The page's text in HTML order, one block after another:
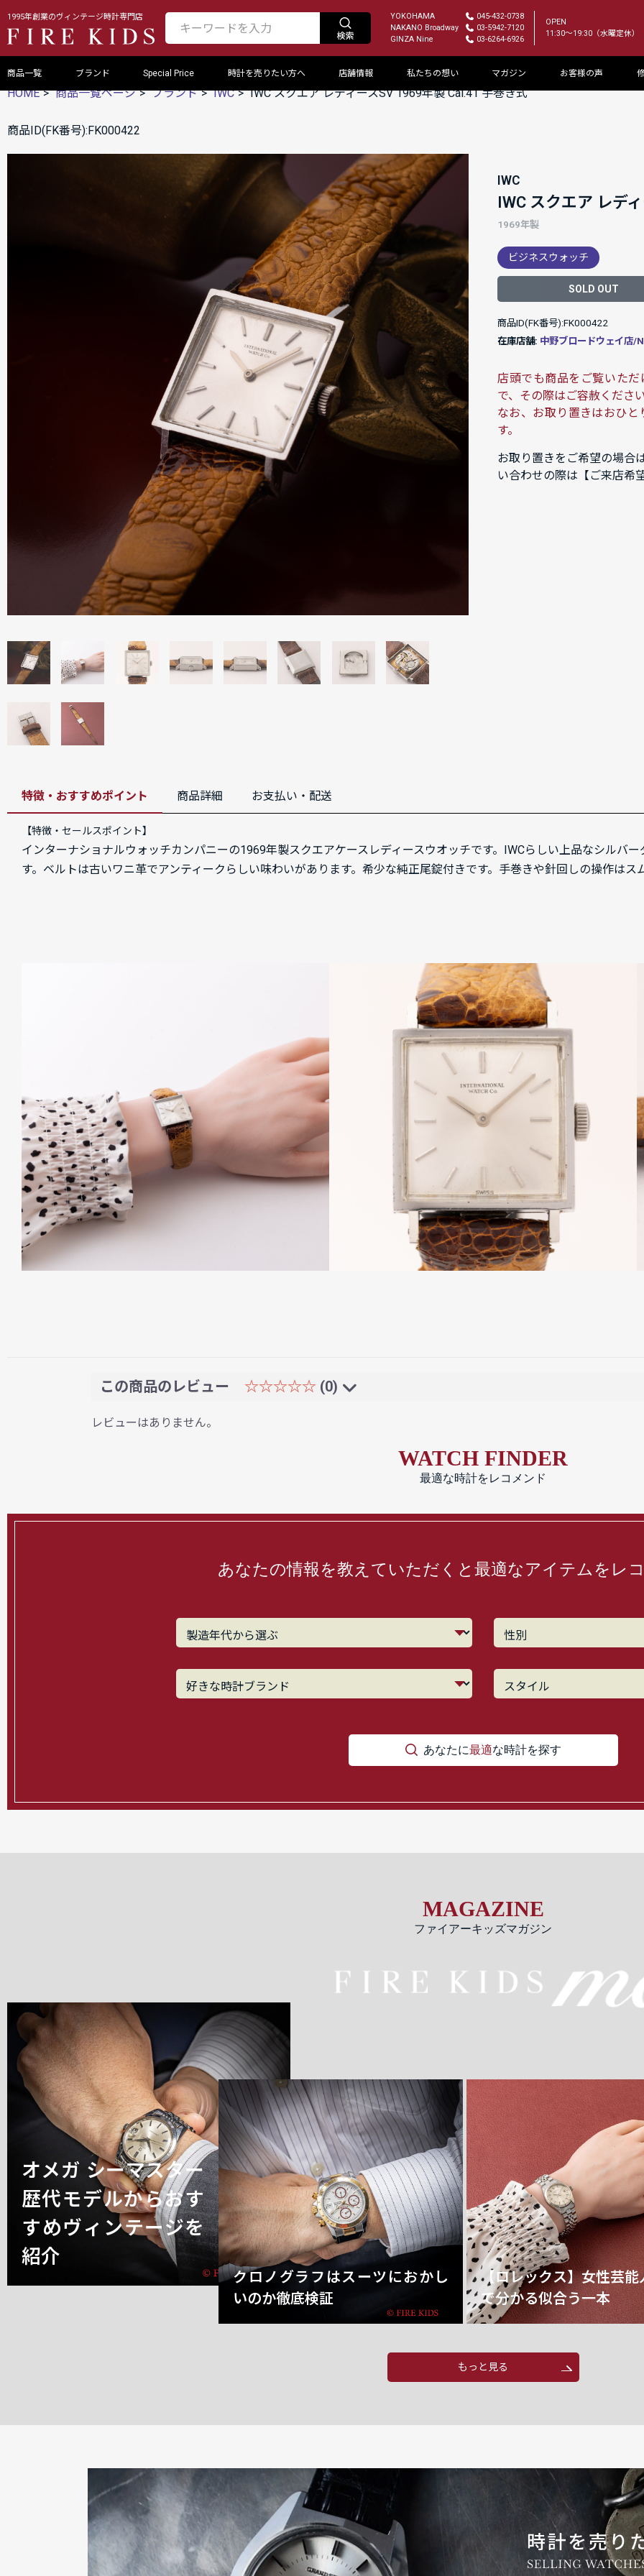
1995年創業のヴィンテージ時計専門店 YOKOHAMA
045-432-0738
NAKANO Broadway
03-5942-7120
GINZA Nine
03-6264-6926
OPEN
11:30～19:30（水曜定休）
商品一覧 ブランド Special Price 時計を売りたい方へ 店舗情報 私たちの想い マガジン お客様の声
HOME 商品一覧ページ ブランド IWC IWC スクエア レディースSV 1969年製 Cal.41 手巻き式
商品ID(FK番号):FK000422
IWC
IWC スクエア レデ
1969年製
ビジネスウォッチ
SOLD OUT
商品ID(FK番号):FK000422
在庫店舗: 中野ブロードウェイ店/
店頭でも商品をご覧いた
で、その際はご容赦ください
なお、お取り置きはおひ
す。
お取り置きをご希望の場合
い合わせの際は【ご来店希
特徴・おすすめポイント 商品詳細 お支払い・配送
【特徴・セールスポイント】
インターナショナルウォッチカンパニーの1969年製スクエアケースレディースウオッチです。IWCらしい上品なシルバ
す。ベルトは古いワニ革でアンティークらしい味わいがあります。希少な純正尾錠付きです。手巻きや針回しの操作はス
この商品のレビュー ☆☆☆☆☆ (0)
レビューはありません。
WATCH FINDER
最適な時計をレコメンド
あなたの情報を教えていただくと最適なアイテムをレ
あなたに最適な時計を探す
MAGAZINE
ファイアーキッズマガジン
オメガ シーマスター
歴代モデルからおす
すめヴィンテージを
紹介
クロノグラフはスーツにおかし
いのか徹底検証
【ロレックス】女性芸能
で分かる似合う一本
もっと見る